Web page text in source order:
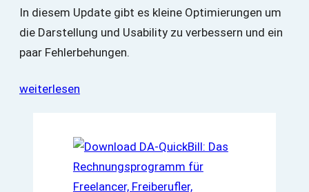
In diesem Update gibt es kleine Optimierungen um
die Darstellung und Usability zu verbessern und ein
paar Fehlerbehungen.
weiterlesen